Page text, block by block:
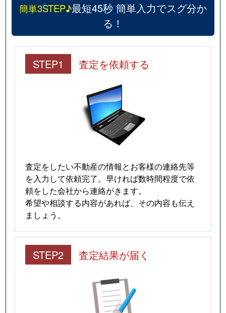
簡単3STEP♪最短45秒 簡単入力でスグ分か
る！
STEP1 査定を依頼する
査定をしたい不動産の情報とお客様の連絡先等
を入力して依頼完了。早ければ数時間程度で依
頼をした会社から連絡がきます。
希望や相談する内容があれば、その内容も伝え
ましょう。
STEP2 査定結果が届く